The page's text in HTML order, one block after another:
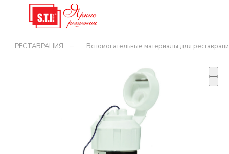
РЕСТАВРАЦИЯ – Вспомогательные материалы для